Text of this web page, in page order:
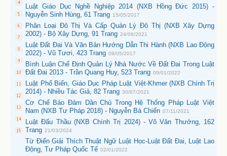
Luật Giáo Dục Nghề Nghiệp 2014 (NXB Hồng Đức 2015) -
Nguyễn Sinh Hùng, 61 Trang 15/05/2017
Phân Loại Đô Thị Và Cấp Quản Lý Đô Thị (NXB Xây Dựng
2002) - Bộ Xây Dựng, 91 Trang 24/06/2021
Luật Đất Đai Và Văn Bản Hướng Dẫn Thi Hành (NXB Lao Động
2022) - Vũ Tươi, 423 Trang 09/05/2017
Bình Luận Chế Định Quản Lý Nhà Nước Về Đất Đai Trong Luật
Đất Đai 2013 - Trần Quang Huy, 523 Trang 09/01/2022
Luật Phổ Biến, Giáo Dục Pháp Luật Việt-Khmer (NXB Chính Trị
2014) - Nhiều Tác Giả, 82 Trang 30/07/2021
Cơ Chế Bảo Đảm Dân Chủ Trong Hệ Thống Pháp Luật Việt
Nam (NXB Tư Pháp 2018) - Nguyễn Bá Chiến 07/11/2021
Luật Đấu Thầu (NXB Chính Trị 2024) - Võ Văn Thưởng, 162
Trang 21/03/2024
Từ Điển Giải Thích Thuật Ngữ Luật Học-Luật Đất Đai, Luật Lao
Động, Tư Pháp Quốc Tế 02/01/2022